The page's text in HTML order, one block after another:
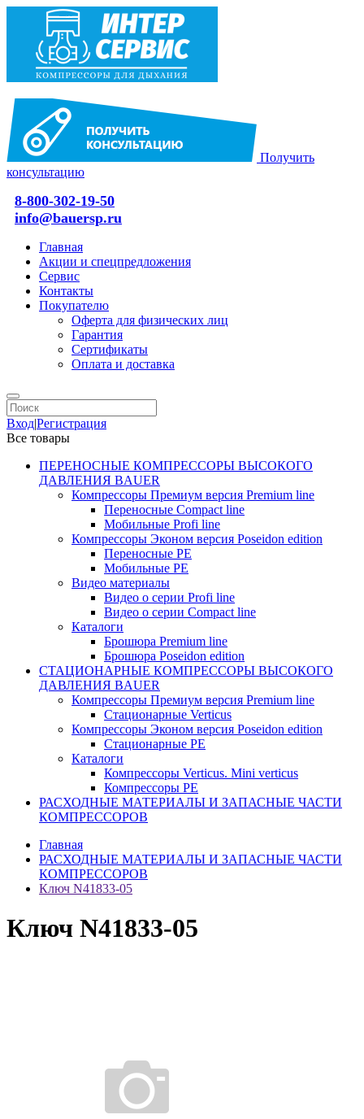
Получить
консультацию
8-800-302-19-50
info@bauersp.ru
Главная
Акции и спецпредложения
Сервис
Контакты
Покупателю
Оферта для физических лиц
Гарантия
Сертификаты
Оплата и доставка
Вход|Регистрация
Все товары
ПЕРЕНОСНЫЕ КОМПРЕССОРЫ ВЫСОКОГО
ДАВЛЕНИЯ BAUER
Компрессоры Премиум версия Premium line
Переносные Compact line
Мобильные Profi line
Компрессоры Эконом версия Poseidon edition
Переносные PE
Мобильные PE
Видео материалы
Видео о серии Profi line
Видео о серии Compact line
Каталоги
Брошюра Premium line
Брошюра Poseidon edition
СТАЦИОНАРНЫЕ КОМПРЕССОРЫ ВЫСОКОГО
ДАВЛЕНИЯ BAUER
Компрессоры Премиум версия Premium line
Стационарные Verticus
Компрессоры Эконом версия Poseidon edition
Стационарные PE
Каталоги
Компрессоры Verticus. Mini verticus
Компрессоры PE
РАСХОДНЫЕ МАТЕРИАЛЫ И ЗАПАСНЫЕ ЧАСТИ
КОМПРЕССОРОВ
Главная
РАСХОДНЫЕ МАТЕРИАЛЫ И ЗАПАСНЫЕ ЧАСТИ
КОМПРЕССОРОВ
Ключ N41833-05
Ключ N41833-05